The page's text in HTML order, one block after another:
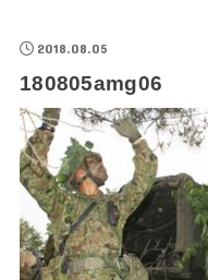
2018.08.05
180805amg06